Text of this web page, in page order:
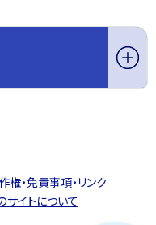
権・免責事項・リンク
サイトについて